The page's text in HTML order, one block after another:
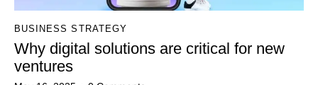
BUSINESS STRATEGY
Why digital solutions are critical for new
ventures